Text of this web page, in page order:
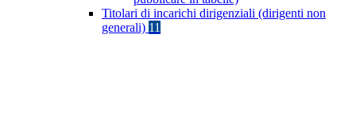
Titolari di incarichi dirigenziali (dirigenti non
generali) 11